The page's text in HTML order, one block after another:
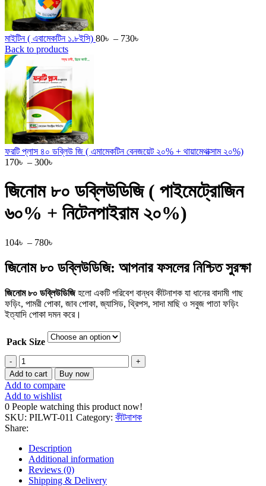
মাইটিন ( এবামেকটিন ১.৮ইসি) 80৳ – 730৳
Back to products
ফরটি প্লাস ৪০ ডব্লিউ জি ( এমামেকটিন বেনজয়েট ২০% + থায়ামেথাক্সাম ২০%)
170৳ – 300৳
through
300৳
জিনোম ৮০ ডব্লিউডিজি ( পাইমেট্রোজিন
৬০% + নিটেনপাইরাম ২০%)
104৳ – 780৳
104৳
through
জিনোম ৮০ ডব্লিউডিজি: আপনার ফসলের নিশ্চিত সুরক্ষা
জিনোম ৮০ ডব্লিউডিজিহলো একটি পরিবেশ বান্ধব কীটনাশক যা ধানের বাদামী গাছ
ফড়িং, পামরী পোকা, জাব পোকা, জ্যাসিড, থ্রিপস, সাদা মাছি ও সবুজ পাতা ফড়িং
ইত্যাদি পোকা দমন করে।
Pack Size
জিনোম
৮০
ডব্লিউডিজি
(
পাইমেট্রোজিন
৬০%
+
নিটেনপাইরাম
২০%)
quantity
Add to cart Buy now
Add to compare
Add to wishlist
0 People watching this product now!
SKU: PILWT-011 Category: কীটনাশক
Share:
Description
Additional information
Reviews (0)
Shipping & Delivery